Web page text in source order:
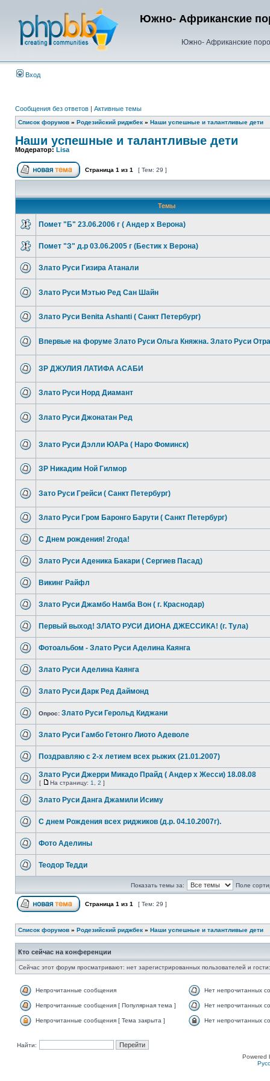
Южно- Африканские
Южно- Африканские
Вход
Сообщения без ответов | Активные темы
Список форумов » Родезийский риджбек » Наши успешные и талантливые дети
Наши успешные и талантливые дети
Модератор: Lisa
Страница 1 из 1 [ Тем: 29 ]
Темы
Помет "Б" 23.06.2006 г ( Андер х Верона)
Помет "З" д.р 03.06.2005 г (Бестик х Верона)
Злато Руси Гизира Атанали
Злато Руси Мэтью Ред Сан Шайн
Злато Руси Benita Ashanti ( Санкт Петербург)
Впервые на форуме Злато Руси Ольга Княжна. Злато Руси
ЗР ДЖУЛИЯ ЛАТИФА АСАБИ
Злато Руси Норд Диамант
Злато Руси Джонатан Ред
Злато Руси Дэлли ЮАРа ( Наро Фоминск)
ЗР Никадим Ной Гилмор
Зато Руси Грейси ( Санкт Петербург)
Злато Руси Гром Баронго Барути ( Санкт Петербург)
С Днем рождения! 2года!
Злато Руси Аденика Бакари ( Сергиев Пасад)
Викинг Райфл
Злато Руси Джамбо Намба Вон ( г. Краснодар)
Первый выход! ЗЛАТО РУСИ ДИОНА ДЖЕССИКА! (г. Тула)
Фотоальбом - Злато Руси Аделина Каянга
Злато Руси Аделина Каянга
Злато Руси Дарк Ред Даймонд
Опрос: Злато Руси Герольд Киджани
Злато Руси Гамбо Гетонго Лиото Адеволе
Поздравляю с 2-х летием всех рыжих (21.01.2007)
Злато Руси Джерри Микадо Прайд ( Андер х Жесси) 18.08.08
[ На страницу: 1 2 ]
Злато Руси Данга Джамили Исиму
C днем Рождения всех риджиков (д.р. 04.10.2007г).
Фото Аделины
Теодор Тедди
Показать темы за: Поле
Страница 1 из 1 [ Тем: 29 ]
Список форумов » Родезийский риджбек » Наши успешные и талантливые дети
Кто сейчас на конференции
Сейчас этот форум просматривают: нет зарегистрированных пользователей и
Непрочитанные сообщения Нет непрочитанных
Непрочитанные сообщения [ Популярная тема ] Нет непрочитанных
Непрочитанные сообщения [ Тема закрыта ] Нет непрочитанных
Найти:
Powered